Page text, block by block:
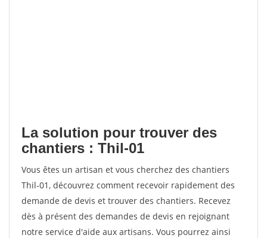
La solution pour trouver des
chantiers : Thil-01
Vous êtes un artisan et vous cherchez des chantiers
Thil-01, découvrez comment recevoir rapidement des
demande de devis et trouver des chantiers. Recevez
dès à présent des demandes de devis en rejoignant
notre service d'aide aux artisans. Vous pourrez ainsi